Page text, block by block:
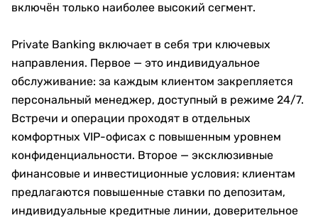
включён только наиболее высокий сегмент.
Private Banking включает в себя три ключевых
направления. Первое — это индивидуальное
обслуживание: за каждым клиентом закрепляется
персональный менеджер, доступный в режиме 24/7.
Встречи и операции проходят в отдельных
комфортных VIP-офисах с повышенным уровнем
конфиденциальности. Второе — эксклюзивные
финансовые и инвестиционные условия: клиентам
предлагаются повышенные ставки по депозитам,
индивидуальные кредитные линии, доверительное